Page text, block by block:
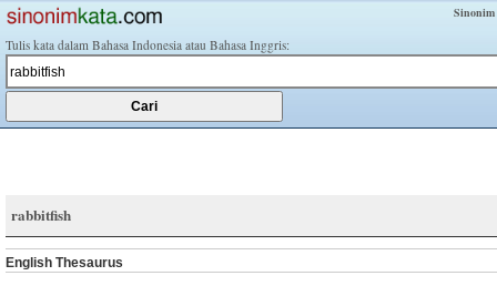
Tulis kata dalam Bahasa Indonesia atau Bahasa Inggris:
rabbitfish
English Thesaurus